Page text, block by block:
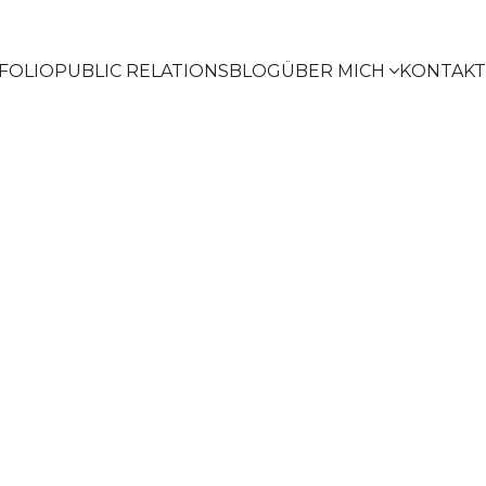
PUBLIC RELATIONSBLOGÜBER MICH KONTAKT